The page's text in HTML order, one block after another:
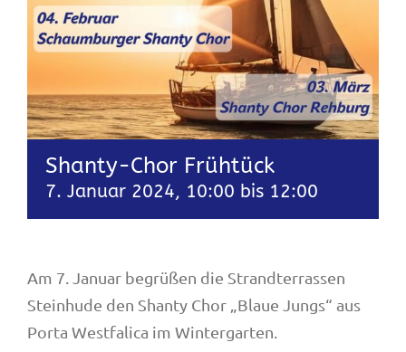
Shanty-Chor Frühtück
7. Januar 2024, 10:00 bis 12:00
Am 7. Januar begrüßen die Strandterrassen
Steinhude den Shanty Chor „Blaue Jungs“ aus
Porta Westfalica im Wintergarten.